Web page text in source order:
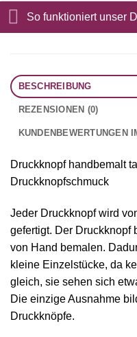
So funktioniert unser
BESCHREIBUNG
REZENSIONEN (0)
KUNDENBEWERTUNGEN
Druckknopf handbemalt
Druckknopfschmuck
Jeder Druckknopf wird
gefertigt. Der Druckknopf
von Hand bemalen.
kleine Einzelstücke, da
gleich, sie sehen sich
Die einzige Ausnahme
Druckknöpfe.